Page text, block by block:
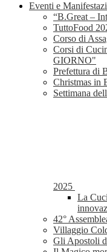
Eventi e
“B.Great –
TuttoFood
Corso di
Corsi di
GIORNO"
Prefettura di
Christmas in
Settimana
2025
La
42°
Villaggio
Gli Apostoli